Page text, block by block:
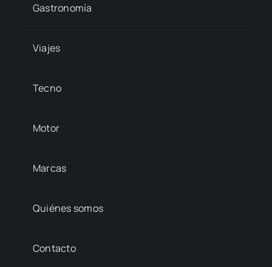
Gastronomía
Viajes
Tecno
Motor
Marcas
Quiénes somos
Contacto